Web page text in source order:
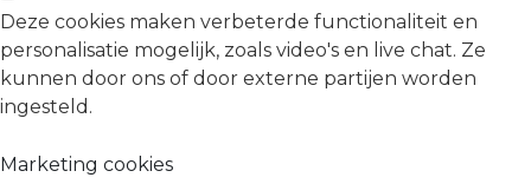
Deze cookies maken verbeterde functionaliteit en
personalisatie mogelijk, zoals video's en live chat. Ze
kunnen door ons of door externe partijen worden
ingesteld.
Marketing cookies